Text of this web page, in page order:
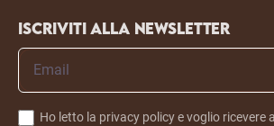
Iscriviti alla newsletter
Ho letto la privacy policy e voglio ricevere